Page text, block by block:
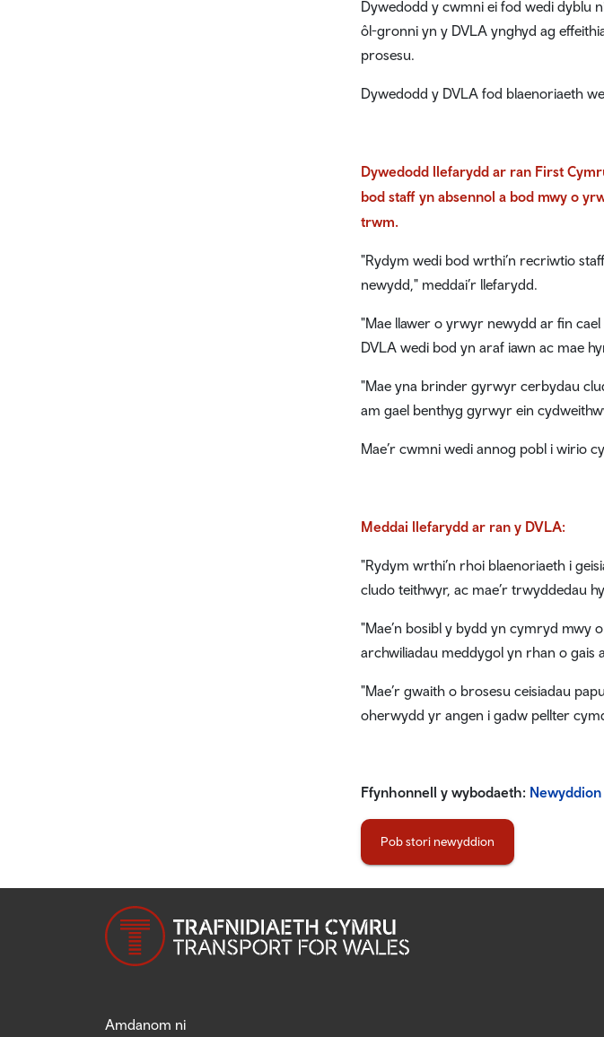
Dywedodd y cwmni ei fod wedi dyblu
ôl-gronni yn y DVLA ynghyd ag
prosesu.
Dywedodd y DVLA fod blaenoriaeth
Dywedodd llefarydd ar ran First
bod staff yn absennol a bod mwy o
trwm.
"Rydym wedi bod wrthi’n recriwtio
newydd," meddai’r llefarydd.
"Mae llawer o yrwyr newydd ar fin
DVLA wedi bod yn araf iawn ac mae
"Mae yna brinder gyrwyr cerbydau
am gael benthyg gyrwyr ein
Mae’r cwmni wedi annog pobl i wirio
Meddai llefarydd ar ran y DVLA:
"Rydym wrthi’n rhoi blaenoriaeth i
cludo teithwyr, ac mae’r trwyddedau
"Mae’n bosibl y bydd yn cymryd mwy
archwiliadau meddygol yn rhan o gais
"Mae’r gwaith o brosesu ceisiadau
oherwydd yr angen i gadw pellter
Ffynhonnell y wybodaeth: Newyddion
Pob stori newyddion
Amdanom ni